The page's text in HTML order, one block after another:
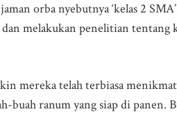
orba nyebutnya ‘kelas 2
melakukan penelitian tentang
mereka telah terbiasa
ranum yang siap di panen.